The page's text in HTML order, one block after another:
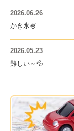
2026.06.26
かき氷🍧
2026.05.23
難しい～💦